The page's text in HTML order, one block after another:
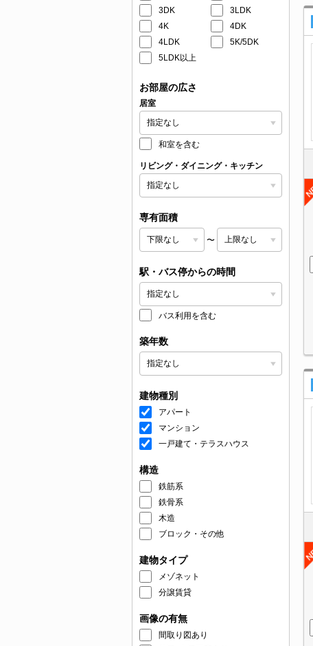
3DK
3LDK
4K
4DK
4LDK
5K/5DK
5LDK以上
お部屋の広さ
居室
和室を含む
リビング・ダイニング・キッチン
専有面積
〜
駅・バス停からの時間
バス利用を含む
築年数
建物種別
アパート
マンション
一戸建て・テラスハウス
構造
鉄筋系
鉄骨系
木造
ブロック・その他
建物タイプ
メゾネット
分譲賃貸
画像の有無
間取り図あり